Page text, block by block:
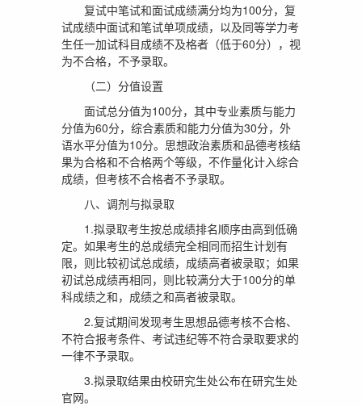
复试中笔试和面试成绩满分均为100分，复
试成绩中面试和笔试单项成绩，以及同等学力考
生任一加试科目成绩不及格者（低于60分），视
为不合格，不予录取。
（二）分值设置
面试总分值为100分，其中专业素质与能力
分值为60分，综合素质和能力分值为30分，外
语水平分值为10分。思想政治素质和品德考核结
果为合格和不合格两个等级，不作量化计入综合
成绩，但考核不合格者不予录取。
八、调剂与拟录取
1.拟录取考生按总成绩排名顺序由高到低确
定。如果考生的总成绩完全相同而招生计划有
限，则比较初试总成绩，成绩高者被录取；如果
初试总成绩再相同，则比较满分大于100分的单
科成绩之和，成绩之和高者被录取。
2.复试期间发现考生思想品德考核不合格、
不符合报考条件、考试违纪等不符合录取要求的
一律不予录取。
3.拟录取结果由校研究生处公布在研究生处
官网。